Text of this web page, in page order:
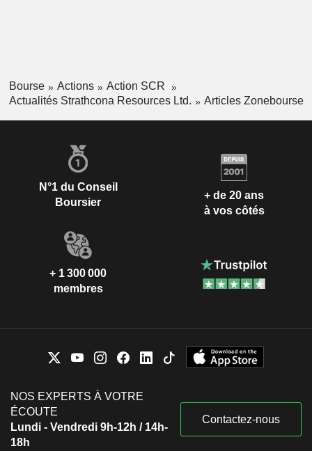
Bourse Actions
Action SCR
Actualités Strathcona Resources Ltd.
Articles Zonebourse
N°1 du Conseil
Boursier
+ de 20 ans
à vos côtés
+ 1 300 000
membres
NOS EXPERTS À VOTRE
ÉCOUTE
Lundi - Vendredi 9h-12h / 14h-
18h
Contactez-nous